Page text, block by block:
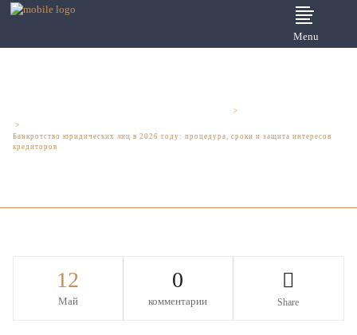
Menu
>
>
Банкротство юридических лиц в 2026 году: процедура, сроки и защита интересов
кредиторов
12
Май
0
комментарии Share